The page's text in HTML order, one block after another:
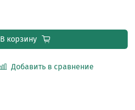
Добавить в сравнение
В корзину